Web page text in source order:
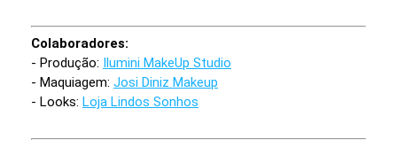
Colaboradores:
- Produção:
Ilumini MakeUp Studio
- Maquiagem: Josi Diniz Makeup
- Looks: Loja Lindos Sonhos